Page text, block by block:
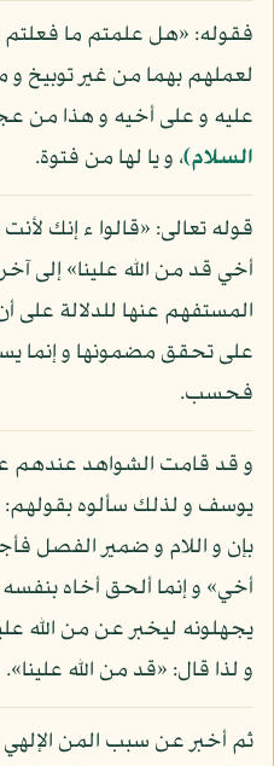
فقوله: «هل علمتم ما
لعملهم بهما من غير توبيخ و
عليه و على أخيه و هذا من
السلام)، و يا لها من فتوة.
قوله تعالى: «قالوا ء إنك
أخي قد من الله علينا» إلى آخر
المستفهم عنها للدلالة على
على تحقق مضمونها و إنما
فحسب.
و قد قامت الشواهد عندهم
يوسف و لذلك سألوه
بإن و اللام و ضمير الفصل
أخي» و إنما ألحق أخاه بنفسه
يجهلونه ليخبر عن من الله
و لذا قال: «قد من الله علينا».
ثم أخبر عن سبب المن